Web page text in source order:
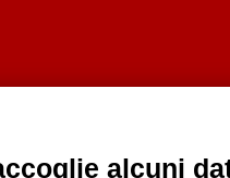
alcuni